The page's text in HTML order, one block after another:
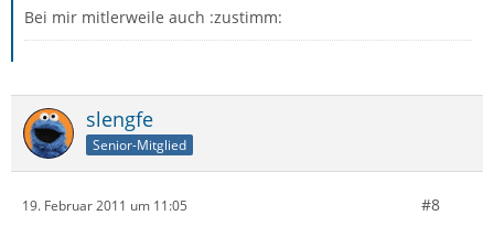
Bei mir mitlerweile auch :zustimm:
slengfe
Senior-Mitglied
19. Februar 2011 um 11:05 #8